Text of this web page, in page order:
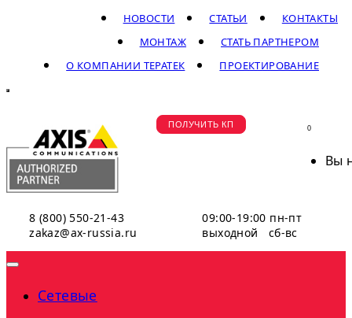
КОНТАКТЫ
СТАТЬИ
НОВОСТИ
СТАТЬ ПАРТНЕРОМ
МОНТАЖ
ПРОЕКТИРОВАНИЕ
О КОМПАНИИ ТЕРАТЕК
8 (800) 550-21-43
zakaz@ax-russia.ru
09:00-19:00 пн-пт
выходной сб-вс
ПОЛУЧИТЬ КП 0
Вы
Сетевые